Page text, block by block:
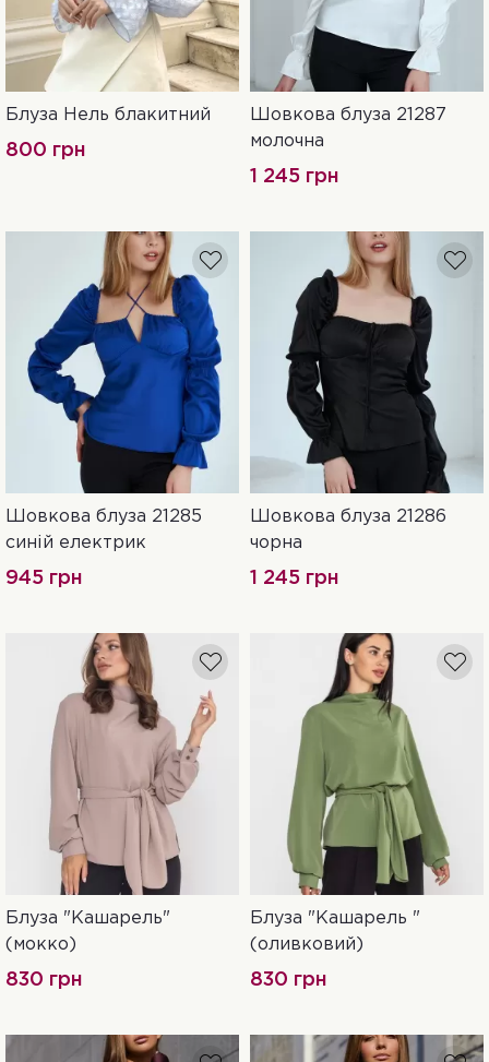
S M L XL
Блуза Нель блакитний
800 грн
42 44 46
Шовкова блуза 21287
молочна
1 245 грн
42 44 46
Шовкова блуза 21285
синій електрик
945 грн
42 44 46
Шовкова блуза 21286
чорна
1 245 грн
42-44 44-46
Блуза "Кашарель"
(мокко)
830 грн
42-44 44-46
Блуза "Кашарель "
(оливковий)
830 грн